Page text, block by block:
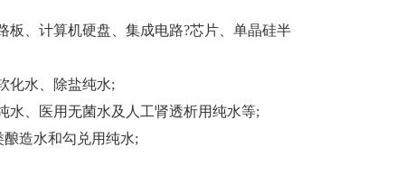
、计算机硬盘、集成电路?芯片、单晶硅半
水、除盐纯水;
、医用无菌水及人工肾透析用纯水等;
造水和勾兑用纯水;